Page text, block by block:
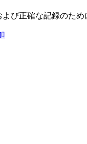
び正確な記録のた